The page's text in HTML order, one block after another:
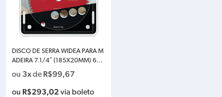
DISCO DE SERRA WIDEA PARA M
ADEIRA 7.1/4″ (185X20MM) 60
DENTES FREUD F03FS09801 FR1
2L001H
ou 3xde R$99,67
ou R$293,02 via boleto